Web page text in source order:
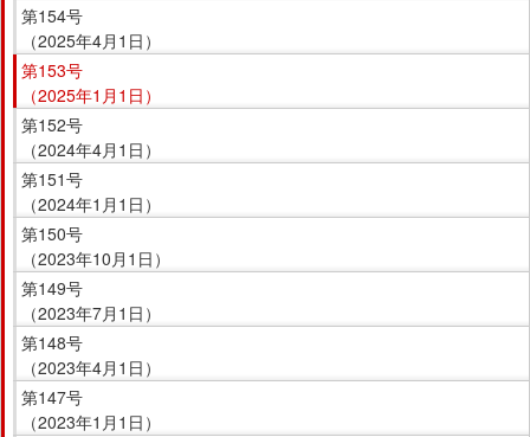
第154号
（2025年4月1日）
第153号
（2025年1月1日）
第152号
（2024年4月1日）
第151号
（2024年1月1日）
第150号
（2023年10月1日）
第149号
（2023年7月1日）
第148号
（2023年4月1日）
第147号
（2023年1月1日）